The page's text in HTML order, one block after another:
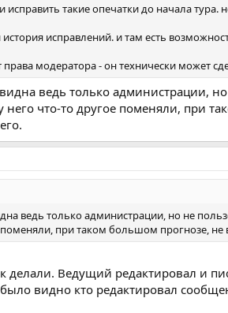
такие опечатки до начала тура.
исправлений. и там есть
модератора - он технически может
ведь только администрации,
него что-то другое поменяли, при
ведь только администрации, но не
поменяли, при таком большом прогнозе, не
делали. Ведущий редактировал и
видно кто редактировал